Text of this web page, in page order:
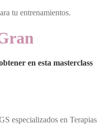
tu entrenamientos.
en esta masterclass
especializados en Terapias